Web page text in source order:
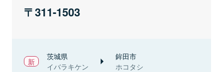
311-1503
茨城県
イバラキケン
鉾田市
ホコタシ